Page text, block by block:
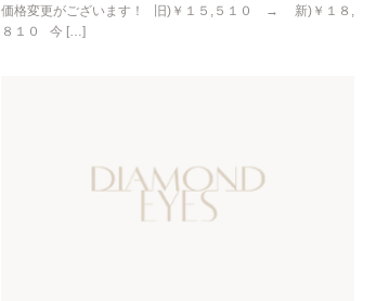
価格変更がございます！ 旧)￥１５,５１０ → 新)￥１８,
８１０ 今 […]